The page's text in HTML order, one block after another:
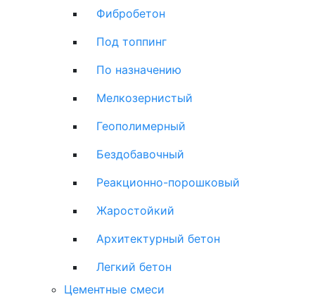
Фибробетон
Под топпинг
По назначению
Мелкозернистый
Геополимерный
Бездобавочный
Реакционно-порошковый
Жаростойкий
Архитектурный бетон
Легкий бетон
Цементные смеси